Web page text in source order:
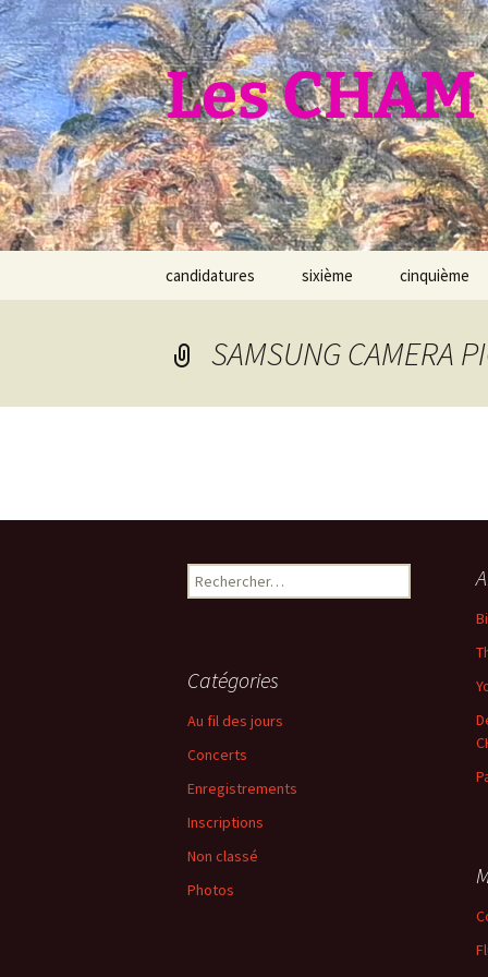
Aller
au
contenu
Les
candidatures sixième cinquième
SAMSUNG CAMERA
←
Rechercher :
Catégories
Au fil des jours
Concerts
Enregistrements
Inscriptions
Non classé
Photos